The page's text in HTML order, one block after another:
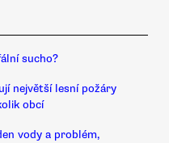
sucho?
největší lesní požáry
obcí
vody a problém,